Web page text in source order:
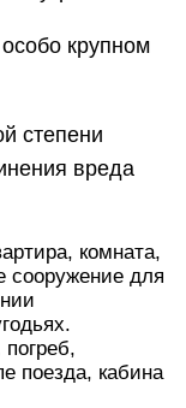
крупном
степени
вреда
комната,
сооружение для
поезда, кабина